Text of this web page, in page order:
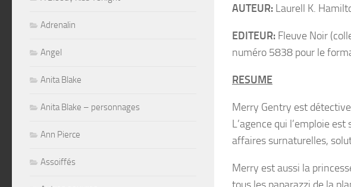
AUTEUR: Laurell K.
EDITEUR: Fleuve Noir
numéro 5838 pour le
RESUME
Merry Gentry est
L’agence qui l’emploie
affaires surnaturelles,
Merry est aussi la
Adrenalin
Angel
Anita Blake
Anita Blake – personnages
Ann Pierce
Assoiffés